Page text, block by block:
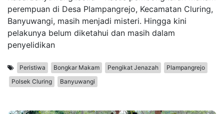
perempuan di Desa Plampangrejo, Kecamatan Cluring,
Banyuwangi, masih menjadi misteri. Hingga kini
pelakunya belum diketahui dan masih dalam
penyelidikan
Peristiwa Bongkar Makam Pengikat Jenazah
Plampangrejo
Polsek Cluring
Banyuwangi